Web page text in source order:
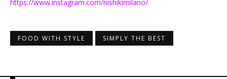
https://www.instagram.com/nishikimilano/
FOOD WITH STYLE SIMPLY THE BEST